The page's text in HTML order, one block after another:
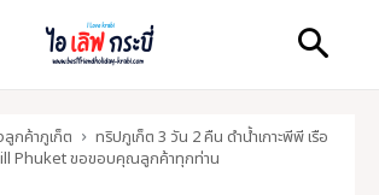
กค้าภูเก็ต
ทริปภูเก็ต 3 วัน 2 คืน ดำน้ำเกาะพีพี เรือ
Phuket ขอขอบคุณลูกค้าทุกท่าน